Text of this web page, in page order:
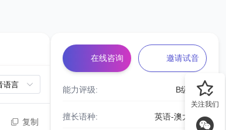
关注我们
复制
在线咨询 邀请试音
能力评级: B级
擅长语种: 英语-澳大利亚